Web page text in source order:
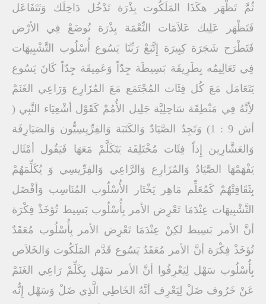
ثُمَّ تَظْهَر هكَذَا المَلَكُوت بِذْرَة تَدْخُل دَاخِلَك وَتَتَفَاعَل
فَتَظْهَر عَلِيك عَلاَمَات النِّعْمَة بِذْرَة تُوضَعْ فِي الأرْض
فَتَطْرَح شَجَرَة كِبِيرَة إِتَّبَعْ رَبِّنَا يَسُوع أُسْلُوب التَّشْبِيهَات
فِي تَعَالِيمُه بِطَرِيقَة بَسِيطَة جِدّاً وَعَمِيقَة جِدّاً كَانَ يَسُوع
يَتَعَامَل مَعَ كُل فِئَات المُجْتَمَع مَعَ المُزَارِع وَرَاعِي الغَنَمْ
لأِنَّهُ فِي مَنْطِقَة سَاحِلِيَّة جَلِيل الأُمُمْ كَقَوْل أشْعِيَاء النَّبِي (
أش 9 : 1) وَتَجِدٌ الصَّيَادٌ وَالكَتَبَة وَالفِرِّيِسِيُّون وَالصَيَارِفَة
وَالعَشَّارِين إِذاً فِئَات مُخْتَلِفَة يَتَكَلَّمْ مَعَهَا فَيَقُول أمْثَال
يَفْهَمْهَا الصَّيَادٌ وَالمُزَارِع وَالرَّاعِي وَالفِرِّيسِي وَ يُكَلِّمَهُمْ
بِثَقَافِتْهُمْ كَمُعَلِّم مَاهِر يَخْتَار الأُسْلُوب المُنَاسِب وَأفْضَل
التَّشْبِيهَات عِنْدَمَا تَعْرِض الأمر بِأُسْلُوب بَسِيط تُؤخَذْ فِكْرَة
أنَّ الأمر بَسِيط لكِنْ عِنْدَمَا تَعْرِض الأمر بِأُسْلُوب مُعَقَدٌ
تُؤخَذْ فِكْرَة أنَّ الأمر مُعَقَدٌ يَسُوع قَدَّم المَلَكُوت وَالخَلاَص
بِأُسْلُوب سَهْل لِيَعْرِفُوا أنَّ الأمر سَهْل يِكَلِّمْ رَاعِي الغَنَمْ
عَنْ خَرُوف ضَلْ لِيَعْرِف أنَّهُ الخَاطِي الَّذِي ضَلْ وَسَهْل إِنُّه